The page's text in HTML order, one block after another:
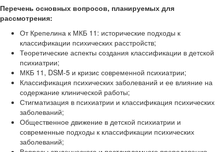
Перечень основных вопросов, планируемых для
рассмотрения:
От Крепелина к МКБ 11: исторические подходы к
классификации психических расстройств;
Теоретические аспекты создания классификации в детской
психиатрии;
МКБ 11, DSM-5 и кризис современной психиатрии;
Классификация психических заболеваний и ее влияние на
содержание клинической работы;
Стигматизация в психиатрии и классификация психических
заболеваний;
Общественное движение в детской психиатрии и
современные подходы к классификации психических
заболеваний;